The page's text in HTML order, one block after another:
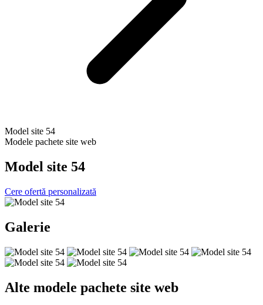
Model site 54
Modele pachete site web
Model site 54
Cere ofertă personalizată
Galerie
Alte modele pachete site web